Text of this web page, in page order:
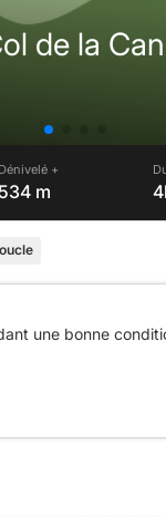
Gros Col de la
Dénivelé +
534 m
une bonne